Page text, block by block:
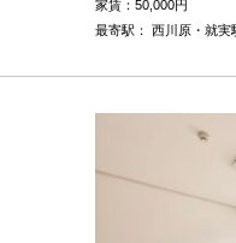
家賃： 50,000円
最寄駅： 西川原・就実